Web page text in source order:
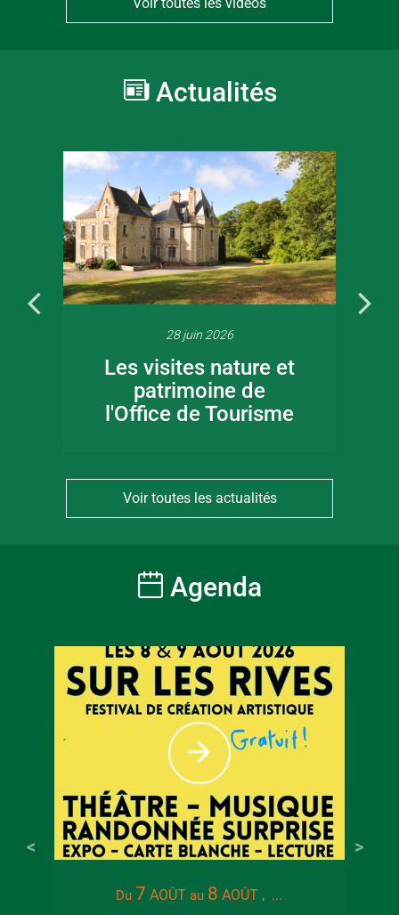
Actualités
28 juin 2026
Les visites nature et
patrimoine de
l'Office de Tourisme
Voir toutes les actualités
Agenda
Du 7 AOÛT au 8 AOÛT , ...